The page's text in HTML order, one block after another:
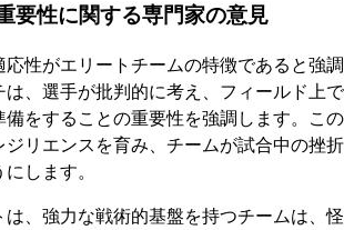
要性に関する専門家の意見
性がエリートチームの特徴であると強調
は、選手が批判的に考え、フィールド上で
をすることの重要性を強調します。この
ジリエンスを育み、チームが試合中の挫折
します。
は、強力な戦術的基盤を持つチームは、怪